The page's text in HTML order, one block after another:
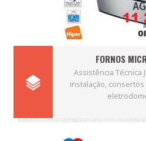
FORNOS
Assistência Técnica
instalação,